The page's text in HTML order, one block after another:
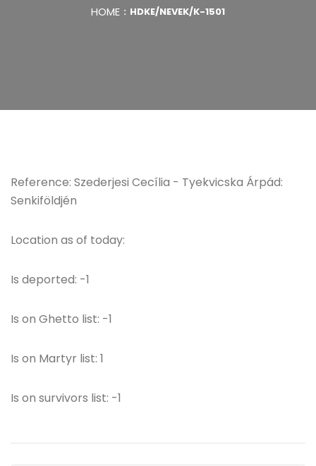
HOME HDKE/NEVEK/K-1501
Reference: Szederjesi Cecília - Tyekvicska Árpád:
Senkiföldjén
Location as of today:
Is deported: -1
Is on Ghetto list: -1
Is on Martyr list: 1
Is on survivors list: -1